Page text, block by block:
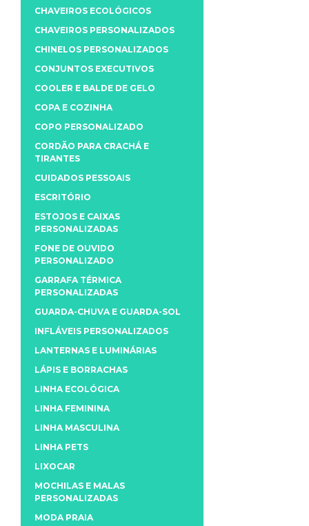
CHAVEIROS ECOLÓGICOS
CHAVEIROS PERSONALIZADOS
CHINELOS PERSONALIZADOS
CONJUNTOS EXECUTIVOS
COOLER E BALDE DE GELO
COPA E COZINHA
COPO PERSONALIZADO
CORDÃO PARA CRACHÁ E
TIRANTES
CUIDADOS PESSOAIS
ESCRITÓRIO
ESTOJOS E CAIXAS
PERSONALIZADAS
FONE DE OUVIDO
PERSONALIZADO
GARRAFA TÉRMICA
PERSONALIZADAS
GUARDA-CHUVA E GUARDA-SOL
INFLÁVEIS PERSONALIZADOS
LANTERNAS E LUMINÁRIAS
LÁPIS E BORRACHAS
LINHA ECOLÓGICA
LINHA FEMININA
LINHA MASCULINA
LINHA PETS
LIXOCAR
MOCHILAS E MALAS
PERSONALIZADAS
MODA PRAIA